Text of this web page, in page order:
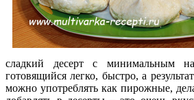
сладкий десерт с минимальным
готовящийся легко, быстро, а
можно употреблять как пирожные,